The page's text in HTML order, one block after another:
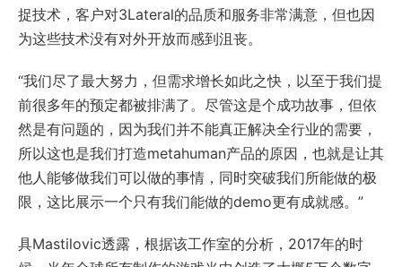
捉技术，客户对3Lateral的品质和服务非常满意，但也因
为这些技术没有对外开放而感到沮丧。
“我们尽了最大努力，但需求增长如此之快，以至于我们提
前很多年的预定都被排满了。尽管这是个成功故事，但依
然是有问题的，因为我们并不能真正解决全行业的需要，
所以这也是我们打造metahuman产品的原因，也就是让其
他人能够做我们可以做的事情，同时突破我们所能做的极
限，这比展示一个只有我们能做的demo更有成就感。”
具Mastilovic透露，根据该工作室的分析，2017年的时